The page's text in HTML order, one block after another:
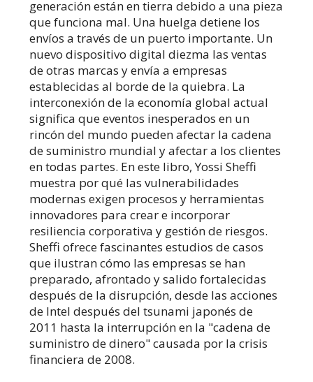
generación están en tierra debido a una pieza
que funciona mal. Una huelga detiene los
envíos a través de un puerto importante. Un
nuevo dispositivo digital diezma las ventas
de otras marcas y envía a empresas
establecidas al borde de la quiebra. La
interconexión de la economía global actual
significa que eventos inesperados en un
rincón del mundo pueden afectar la cadena
de suministro mundial y afectar a los clientes
en todas partes. En este libro, Yossi Sheffi
muestra por qué las vulnerabilidades
modernas exigen procesos y herramientas
innovadores para crear e incorporar
resiliencia corporativa y gestión de riesgos.
Sheffi ofrece fascinantes estudios de casos
que ilustran cómo las empresas se han
preparado, afrontado y salido fortalecidas
después de la disrupción, desde las acciones
de Intel después del tsunami japonés de
2011 hasta la interrupción en la "cadena de
suministro de dinero" causada por la crisis
financiera de 2008.